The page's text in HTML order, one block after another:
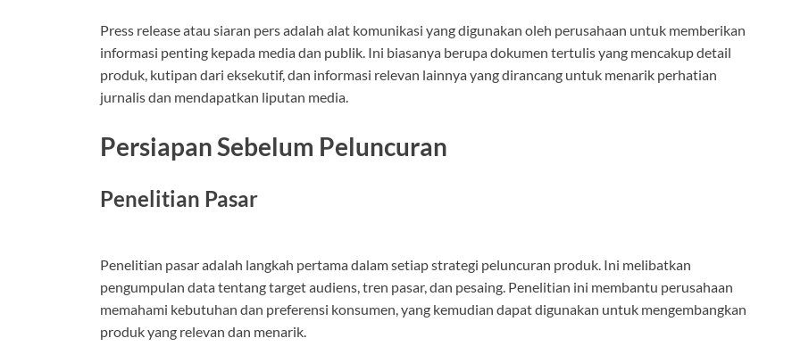
Press release atau siaran pers adalah alat komunikasi yang digunakan oleh perusahaan untuk memberikan
informasi penting kepada media dan publik. Ini biasanya berupa dokumen tertulis yang mencakup detail
produk, kutipan dari eksekutif, dan informasi relevan lainnya yang dirancang untuk menarik perhatian
jurnalis dan mendapatkan liputan media.
Persiapan Sebelum Peluncuran
Penelitian Pasar
Penelitian pasar adalah langkah pertama dalam setiap strategi peluncuran produk. Ini melibatkan
pengumpulan data tentang target audiens, tren pasar, dan pesaing. Penelitian ini membantu perusahaan
memahami kebutuhan dan preferensi konsumen, yang kemudian dapat digunakan untuk mengembangkan
produk yang relevan dan menarik.